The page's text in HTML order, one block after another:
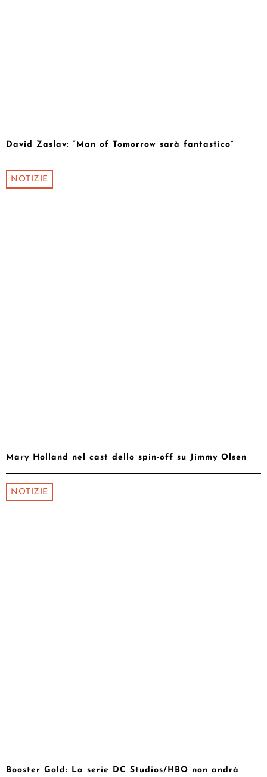
David Zaslav: “Man of Tomorrow sarà fantastico”
NOTIZIE
Mary Holland nel cast dello spin-off su Jimmy Olsen
NOTIZIE
Booster Gold: La serie DC Studios/HBO non andrà